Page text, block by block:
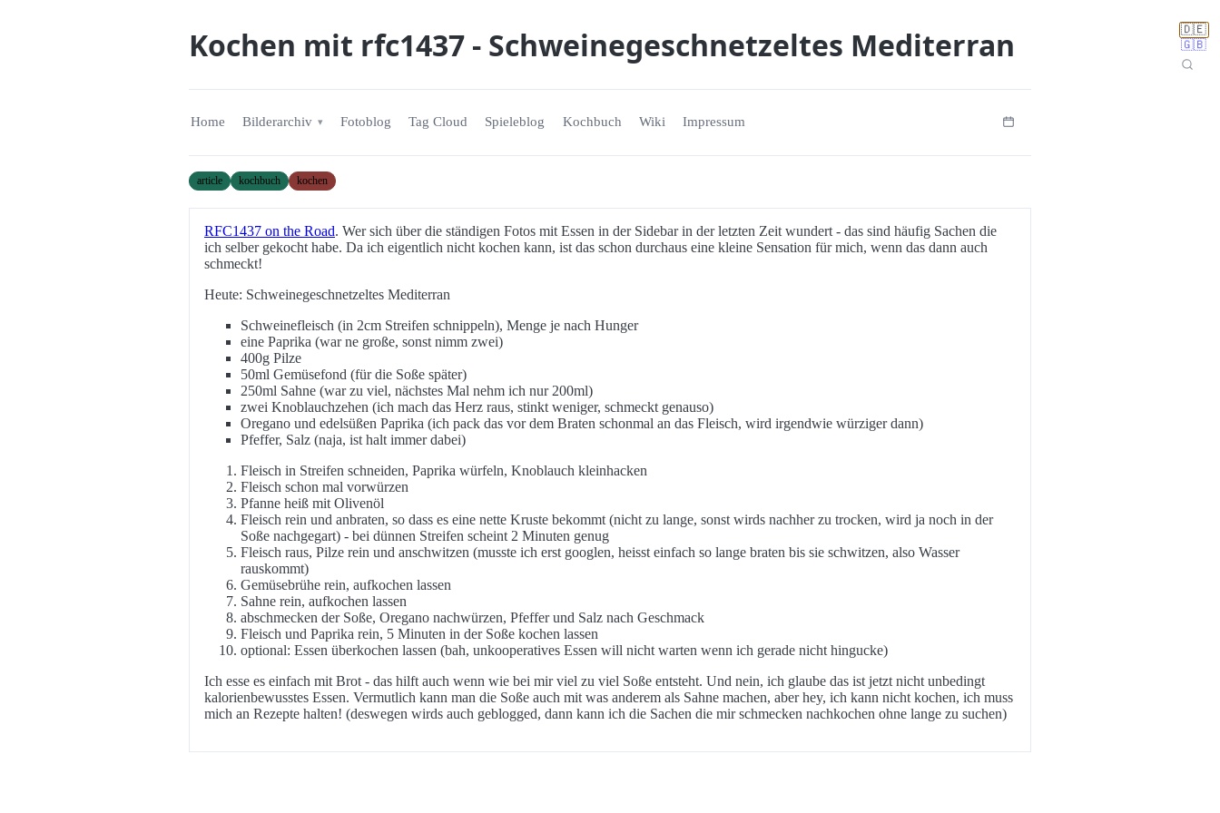
🇩🇪
🇬🇧
Kochen mit rfc1437 - Schweinegeschnetzeltes Mediterran
Home Bilderarchiv Fotoblog Tag Cloud Spieleblog Kochbuch Wiki Impressum
article kochbuch kochen
RFC1437 on the Road. Wer sich über die ständigen Fotos mit Essen in der Sidebar in der letzten Zeit wundert - das sind häufig Sachen die
ich selber gekocht habe. Da ich eigentlich nicht kochen kann, ist das schon durchaus eine kleine Sensation für mich, wenn das dann auch
schmeckt!
Heute: Schweinegeschnetzeltes Mediterran
Schweinefleisch (in 2cm Streifen schnippeln), Menge je nach Hunger
eine Paprika (war ne große, sonst nimm zwei)
400g Pilze
50ml Gemüsefond (für die Soße später)
250ml Sahne (war zu viel, nächstes Mal nehm ich nur 200ml)
zwei Knoblauchzehen (ich mach das Herz raus, stinkt weniger, schmeckt genauso)
Oregano und edelsüßen Paprika (ich pack das vor dem Braten schonmal an das Fleisch, wird irgendwie würziger dann)
Pfeffer, Salz (naja, ist halt immer dabei)
Fleisch in Streifen schneiden, Paprika würfeln, Knoblauch kleinhacken
Fleisch schon mal vorwürzen
Pfanne heiß mit Olivenöl
Fleisch rein und anbraten, so dass es eine nette Kruste bekommt (nicht zu lange, sonst wirds nachher zu trocken, wird ja noch in der
Soße nachgegart) - bei dünnen Streifen scheint 2 Minuten genug
Fleisch raus, Pilze rein und anschwitzen (musste ich erst googlen, heisst einfach so lange braten bis sie schwitzen, also Wasser
rauskommt)
Gemüsebrühe rein, aufkochen lassen
Sahne rein, aufkochen lassen
abschmecken der Soße, Oregano nachwürzen, Pfeffer und Salz nach Geschmack
Fleisch und Paprika rein, 5 Minuten in der Soße kochen lassen
optional: Essen überkochen lassen (bah, unkooperatives Essen will nicht warten wenn ich gerade nicht hingucke)
Ich esse es einfach mit Brot - das hilft auch wenn wie bei mir viel zu viel Soße entsteht. Und nein, ich glaube das ist jetzt nicht unbedingt
kalorienbewusstes Essen. Vermutlich kann man die Soße auch mit was anderem als Sahne machen, aber hey, ich kann nicht kochen, ich muss
mich an Rezepte halten! (deswegen wirds auch geblogged, dann kann ich die Sachen die mir schmecken nachkochen ohne lange zu suchen)